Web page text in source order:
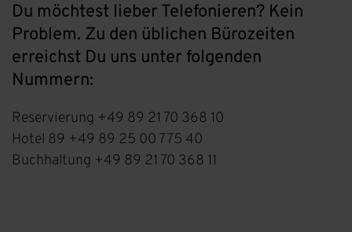
Du möchtest lieber Telefonieren? Kein
Problem. Zu den üblichen Bürozeiten
erreichst Du uns unter folgenden
Nummern:
Reservierung +49 89 21 70 368 10
Hotel 89 +49 89 25 00 775 40
Buchhaltung +49 89 21 70 368 11